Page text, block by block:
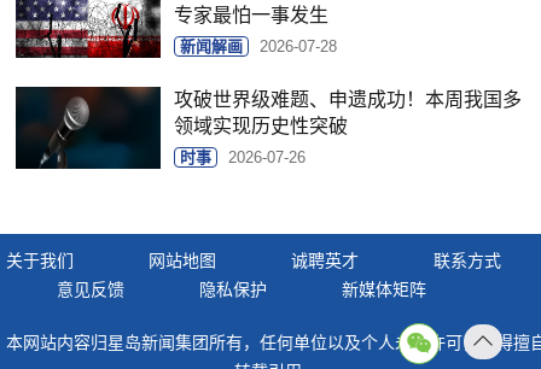
专家最怕一事发生
新闻解画 2026-07-28
攻破世界级难题、申遗成功！本周我国多
领域实现历史性突破
时事 2026-07-26
关于我们 网站地图 诚聘英才
联系方式
意见反馈
隐私保护 新媒体矩阵
本网站内容归星岛新闻集团所有，任何单位以及个人未经许可，不得擅